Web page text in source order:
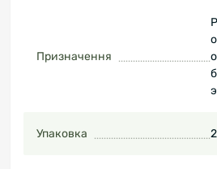
Призначення
Упаковка